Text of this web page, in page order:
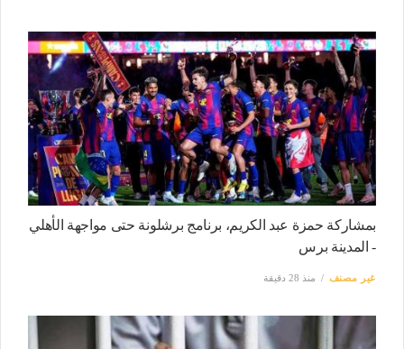
بمشاركة حمزة عبد الكريم، برنامج برشلونة حتى مواجهة الأهلي
- المدينة برس
غير مصنف منذ 28 دقيقة